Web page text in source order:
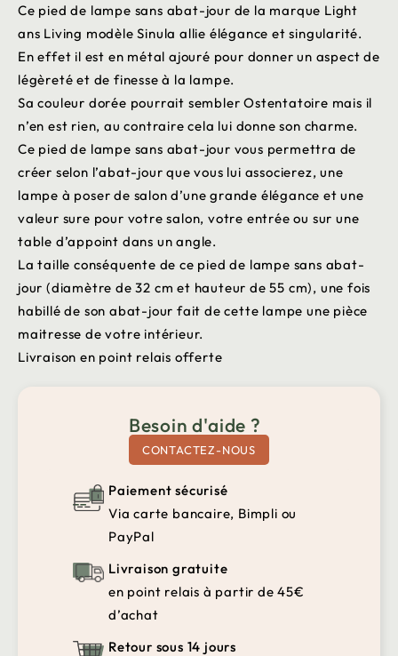
Ce pied de lampe sans abat-jour de la marque Light
ans Living modèle Sinula allie élégance et singularité.
En effet il est en métal ajouré pour donner un aspect de
légèreté et de finesse à la lampe.
Sa couleur dorée pourrait sembler Ostentatoire mais il
n’en est rien, au contraire cela lui donne son charme.
Ce pied de lampe sans abat-jour vous permettra de
créer selon l’abat-jour que vous lui associerez, une
lampe à poser de salon d’une grande élégance et une
valeur sure pour votre salon, votre entrée ou sur une
table d’appoint dans un angle.
La taille conséquente de ce pied de lampe sans abat-
jour (diamètre de 32 cm et hauteur de 55 cm), une fois
habillé de son abat-jour fait de cette lampe une pièce
maitresse de votre intérieur.
Livraison en point relais offerte
Besoin d'aide ?
CONTACTEZ-NOUS
Paiement sécurisé
Via carte bancaire, Bimpli ou
PayPal
Livraison gratuite
en point relais à partir de 45€
d’achat
Retour sous 14 jours